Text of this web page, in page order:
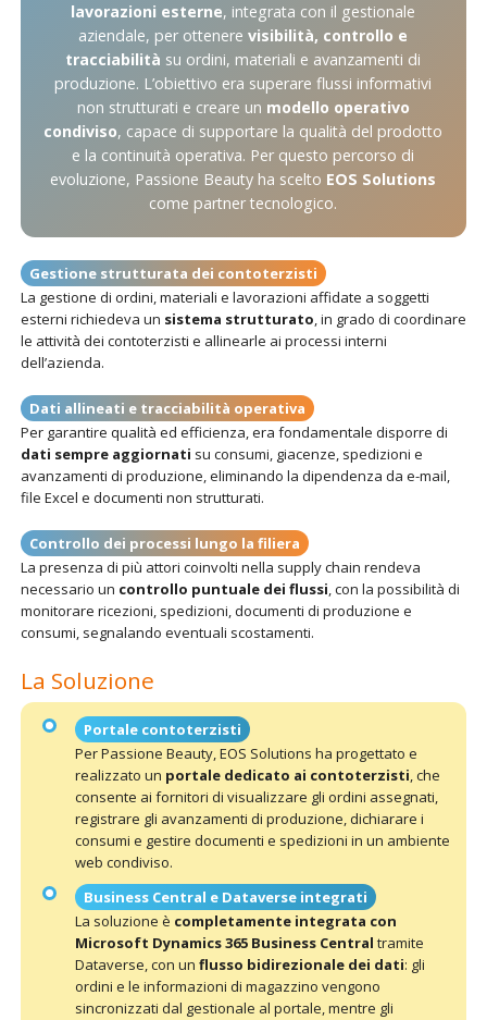
lavorazioni esterne, integrata con il gestionale
aziendale, per ottenerevisibilità, controllo e
tracciabilità su ordini, materiali e avanzamenti di
produzione. L’obiettivo era superare flussi informativi
non strutturati e creare un modello operativo
condiviso, capace di supportare la qualità del prodotto
e la continuità operativa. Per questo percorso di
evoluzione, Passione Beauty ha scelto EOS Solutions
come partner tecnologico.
Gestione strutturata dei contoterzisti
La gestione di ordini, materiali e lavorazioni affidate a soggetti
esterni richiedeva un sistema strutturato, in grado di coordinare
le attività dei contoterzisti e allinearle ai processi interni
dell’azienda.
Dati allineati e tracciabilità operativa
Per garantire qualità ed efficienza, era fondamentale disporre di
dati sempre aggiornati su consumi, giacenze, spedizioni e
avanzamenti di produzione, eliminando la dipendenza da e-mail,
file Excel e documenti non strutturati.
Controllo dei processi lungo la filiera
La presenza di più attori coinvolti nella supply chain rendeva
necessario un controllo puntuale dei flussi, con la possibilità di
monitorare ricezioni, spedizioni, documenti di produzione e
consumi, segnalando eventuali scostamenti.
La Soluzione
Portale contoterzisti
Per Passione Beauty, EOS Solutions ha progettato e
realizzato un portale dedicato ai contoterzisti, che
consente ai fornitori di visualizzare gli ordini assegnati,
registrare gli avanzamenti di produzione, dichiarare i
consumi e gestire documenti e spedizioni in un ambiente
web condiviso.
Business Central e Dataverse integrati
La soluzione è completamente integrata con
Microsoft Dynamics 365 Business Central tramite
Dataverse, con un flusso bidirezionale dei dati: gli
ordini e le informazioni di magazzino vengono
sincronizzati dal gestionale al portale, mentre gli